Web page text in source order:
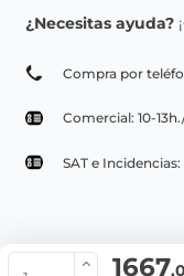
1667
¿Necesitas ayuda?
Compra por
Comercial: 10-
SAT e Incidencias:
© Copyright 2022